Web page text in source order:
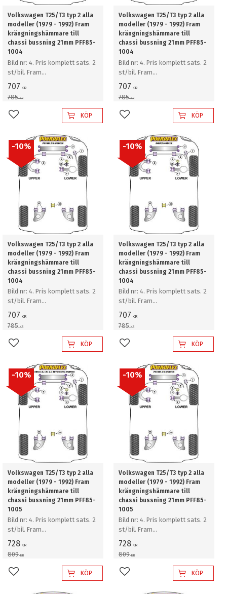
Volkswagen T25/T3 typ 2 alla
modeller (1979 - 1992) Fram
krängningshämmare till
chassi bussning 21mm PFF85-
1004
Bild nr: 4. Pris komplett sats. 2
st/bil. Fram
krängningshämmare till chassi
bussning 21mm
707 KR
785KR
Lägg till i favoriterKÖP
Volkswagen T25/T3 typ 2 alla
modeller (1979 - 1992) Fram
krängningshämmare till
chassi bussning 21mm PFF85-
1004
Bild nr: 4. Pris komplett sats. 2
st/bil. Fram
krängningshämmare till chassi
bussning 21mm
707 KR
785KR
Lägg till i favoriterKÖP
Volkswagen T25/T3 typ 2 alla
modeller (1979 - 1992) Fram
krängningshämmare till
chassi bussning 21mm PFF85-
1004
Bild nr: 4. Pris komplett sats. 2
st/bil. Fram
krängningshämmare till chassi
bussning 21mm
707 KR
785KR
10%
Lägg till i favoriterKÖP
Volkswagen T25/T3 typ 2 alla
modeller (1979 - 1992) Fram
krängningshämmare till
chassi bussning 21mm PFF85-
1004
Bild nr: 4. Pris komplett sats. 2
st/bil. Fram
krängningshämmare till chassi
bussning 21mm
707 KR
785KR
10%
Lägg till i favoriterKÖP
Volkswagen T25/T3 typ 2 alla
modeller (1979 - 1992) Fram
krängningshämmare till
chassi bussning 21mm PFF85-
1005
Bild nr: 4. Pris komplett sats. 2
st/bil. Fram
krängningshämmare till chassi
bussning 21mm
728 KR
809KR
10%
Lägg till i favoriterKÖP
Volkswagen T25/T3 typ 2 alla
modeller (1979 - 1992) Fram
krängningshämmare till
chassi bussning 21mm PFF85-
1005
Bild nr: 4. Pris komplett sats. 2
st/bil. Fram
krängningshämmare till chassi
bussning 21mm
728 KR
809KR
10%
Lägg till i favoriterKÖP